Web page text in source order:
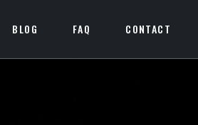
BLOG FAQ CONTACT